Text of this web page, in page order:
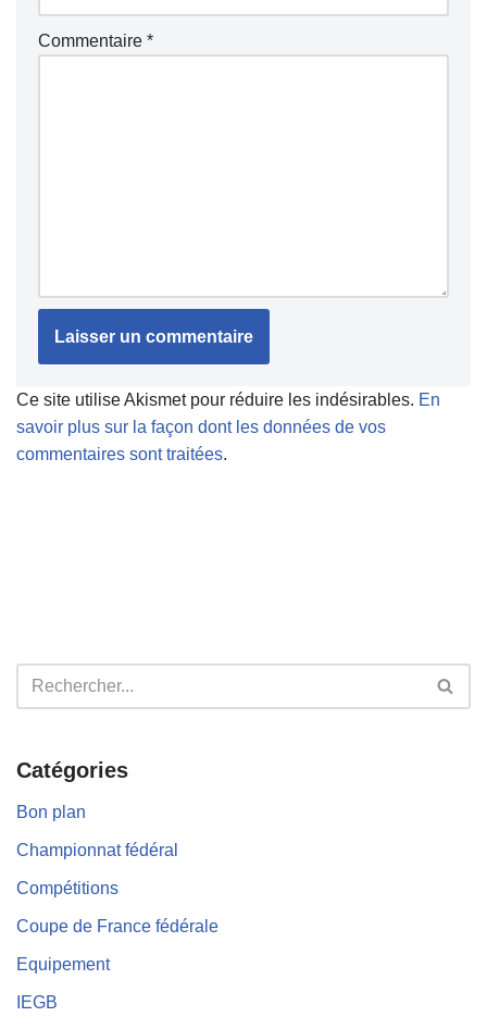
Commentaire *
Ce site utilise Akismet pour réduire les indésirables. En
savoir plus sur la façon dont les données de vos
commentaires sont traitées.
Catégories
Bon plan
Championnat fédéral
Compétitions
Coupe de France fédérale
Equipement
IEGB